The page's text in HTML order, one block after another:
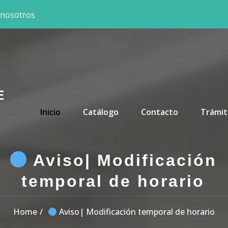
Inicio
Catálogo Contacto
Aviso| Modificación
temporal de horario
Home Aviso| Modificación temporal de horario